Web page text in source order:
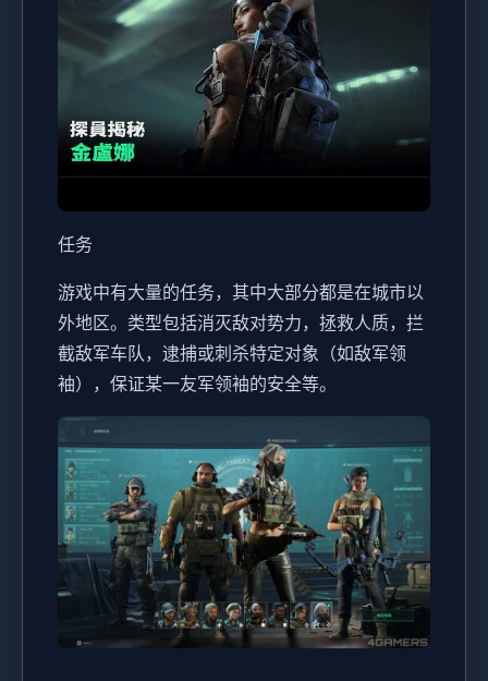
任务
游戏中有大量的任务，其中大部分都是在城市以
外地区。类型包括消灭敌对势力，拯救人质，拦
截敌军车队，逮捕或刺杀特定对象（如敌军领
袖），保证某一友军领袖的安全等。